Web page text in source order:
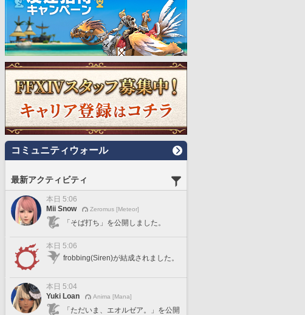
コミュニティウォール
最新アクティビティ
本日 5:06
Mii Snow
Zeromus [Meteor]
「そば打ち」を公開しました。
本日 5:06
frobbing(Siren)が結成されました。
本日 5:04
Yuki Loan
Anima [Mana]
「ただいま、エオルゼア。」を公開